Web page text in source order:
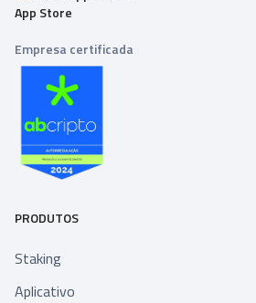
Empresa certificada
PRODUTOS
Staking
Aplicativo